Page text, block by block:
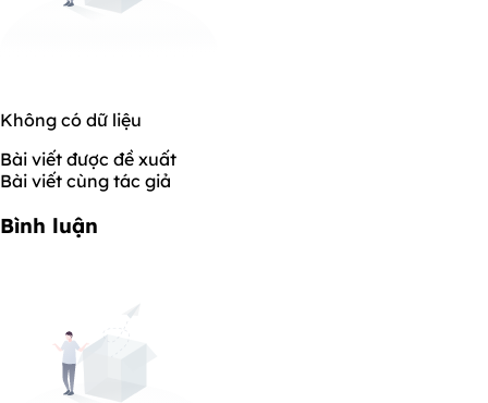
Không có dữ liệu
Bài viết được đề xuất
Bài viết cùng tác giả
Bình luận